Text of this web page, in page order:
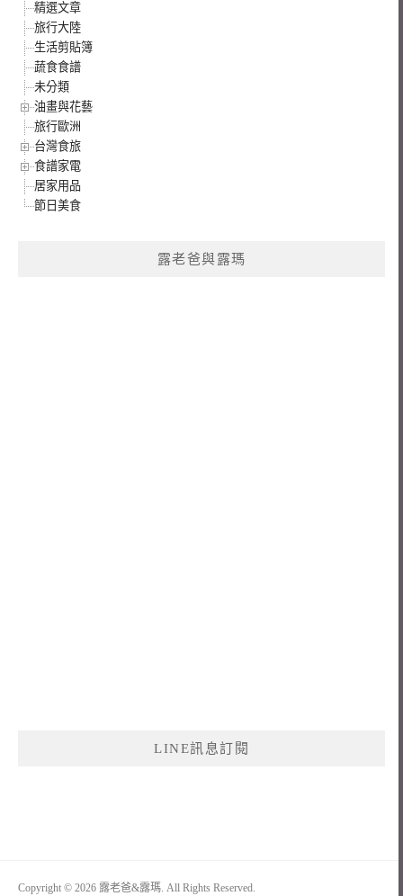
精選文章
旅行大陸
生活剪貼簿
蔬食食譜
未分類
油畫與花藝
旅行歐洲
台灣食旅
食譜家電
居家用品
節日美食
露老爸與露瑪
LINE訊息訂閱
Copyright © 2026 露老爸&露瑪. All Rights Reserved.